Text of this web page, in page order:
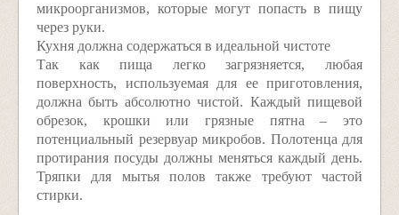
микроорганизмов, которые могут попасть в пищу
через руки.
Кухня должна содержаться в идеальной чистоте
Так как пища легко загрязняется, любая
поверхность, используемая для ее приготовления,
должна быть абсолютно чистой. Каждый пищевой
обрезок, крошки или грязные пятна – это
потенциальный резервуар микробов. Полотенца для
протирания посуды должны меняться каждый день.
Тряпки для мытья полов также требуют частой
стирки.